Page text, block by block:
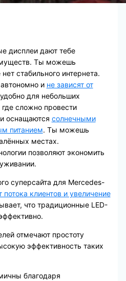
дисплеи дают тебе
Ты можешь
стабильного интернета.
и не зависят от
для небольших
сложно провести
оснащаются солнечными
питанием. Ты можешь
местах.
позволяют экономить
суперсайта для Mercedes-
потока клиентов и увеличение
что традиционные LED-
отмечают простоту
эффективность таких
благодаря